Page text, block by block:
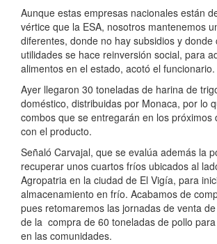
Aunque estas empresas nacionales están
vértice que la ESA, nosotros mantenemos
diferentes, donde no hay subsidios y donde
utilidades se hace reinversión social, para
alimentos en el estado, acotó el funcionario.
Ayer llegaron 30 toneladas de harina de
doméstico, distribuidas por Monaca, por lo
combos que se entregarán en los próximos
con el producto.
Señaló Carvajal, que se evalúa además la
recuperar unos cuartos fríos ubicados al
Agropatria en la ciudad de El Vigía, para
almacenamiento en frío. Acabamos de
pues retomaremos las jornadas de venta
de la compra de 60 toneladas de pollo
en las comunidades.